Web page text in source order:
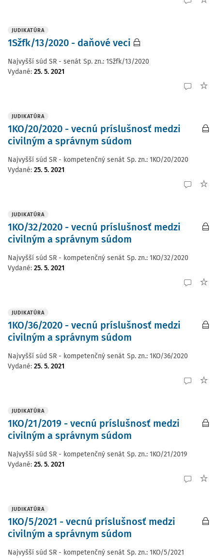
JUDIKATÚRA
1Sžfk/13/2020 - daňové veci
Najvyšší súd SR - senát Sp. zn.: 1Sžfk/13/2020
Vydané: 25. 5. 2021
JUDIKATÚRA
1KO/20/2020 - vecnú príslušnosť medzi
civilným a správnym súdom
Najvyšší súd SR - kompetenčný senát Sp. zn.: 1KO/20/2020
Vydané: 25. 5. 2021
JUDIKATÚRA
1KO/32/2020 - vecnú príslušnosť medzi
civilným a správnym súdom
Najvyšší súd SR - kompetenčný senát Sp. zn.: 1KO/32/2020
Vydané: 25. 5. 2021
JUDIKATÚRA
1KO/36/2020 - vecnú príslušnosť medzi
civilným a správnym súdom
Najvyšší súd SR - kompetenčný senát Sp. zn.: 1KO/36/2020
Vydané: 25. 5. 2021
JUDIKATÚRA
1KO/21/2019 - vecnú príslušnosť medzi
civilným a správnym súdom
Najvyšší súd SR - kompetenčný senát Sp. zn.: 1KO/21/2019
Vydané: 25. 5. 2021
JUDIKATÚRA
1KO/5/2021 - vecnú príslušnosť medzi
civilným a správnym súdom
Najvyšší súd SR - kompetenčný senát Sp. zn.: 1KO/5/2021